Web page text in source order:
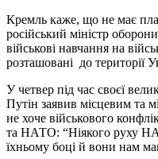
Кремль каже, що не має
російський міністр
військові навчання на
розташовані до території
У четвер під час своєї
Путін заявив місцевим та
не хоче військового
та НАТО: “Ніякого руху
їхньому боці й вони нам